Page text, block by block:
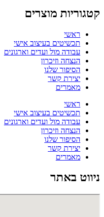
קטגוריות מוצרים
ראשי
תכשיטים בעיצוב אישי
עבודה מול ועדים וארגונים
הנצחה וזיכרון
הסיפור שלנו
יצירת קשר
מאמרים
ראשי
תכשיטים בעיצוב אישי
עבודה מול ועדים וארגונים
הנצחה וזיכרון
הסיפור שלנו
יצירת קשר
מאמרים
ניווט באתר